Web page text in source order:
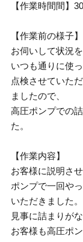
【作業時間間】
【作業前の様子】
お伺いして状況
いつも通りに使
点検させていた
ましたので、
高圧ポンプでの
た。
【作業内容】
お客様に説明さ
ポンプで一回や
いただきました。
見事に詰まりが
お客様も高圧ポ